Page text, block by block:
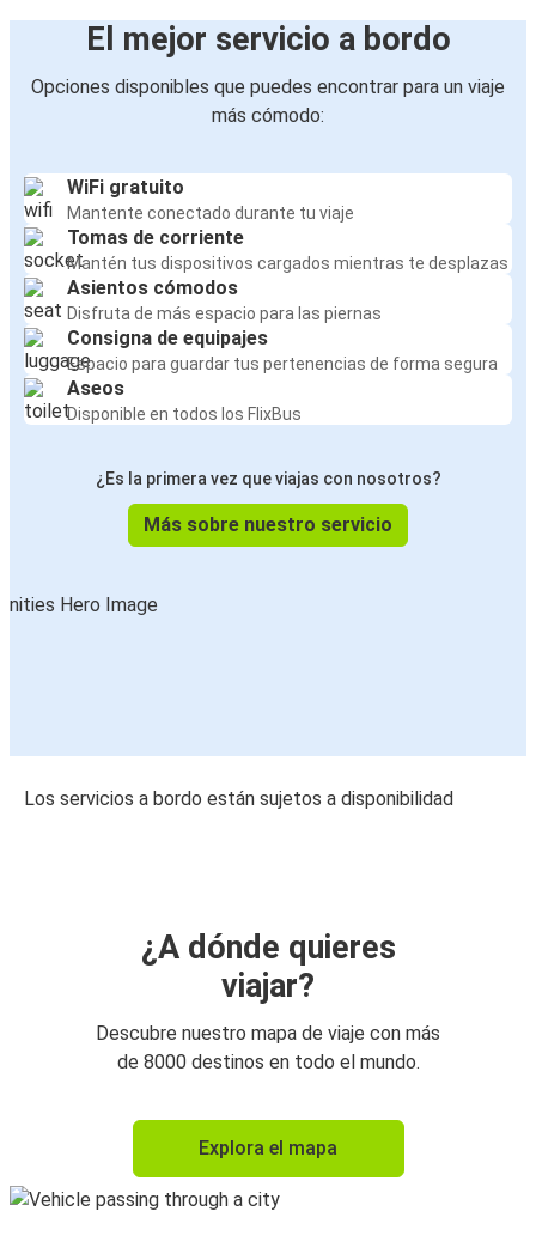
El mejor servicio a bordo
Opciones disponibles que puedes encontrar para un viaje
más cómodo:
WiFi gratuito
Mantente conectado durante tu viaje
Tomas de corriente
Mantén tus dispositivos cargados mientras te desplazas
Asientos cómodos
Disfruta de más espacio para las piernas
Consigna de equipajes
Espacio para guardar tus pertenencias de forma segura
Aseos
Disponible en todos los FlixBus
¿Es la primera vez que viajas con nosotros?
Más sobre nuestro servicio
Los servicios a bordo están sujetos a disponibilidad
¿A dónde quieres
viajar?
Descubre nuestro mapa de viaje con más
de 8000 destinos en todo el mundo.
Explora el mapa